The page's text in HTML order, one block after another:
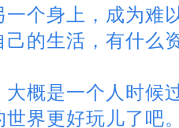
一个身上，成为难
己的生活，有什么
概是一个人时候
世界更好玩儿了吧